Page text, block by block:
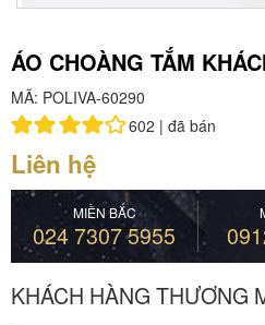
ÁO CHOÀNG TẮM
MÃ: POLIVA-60290
602 | đã bán
Liên hệ
MIỀN BẮC
024 7307 5955
KHÁCH HÀNG THƯƠNG